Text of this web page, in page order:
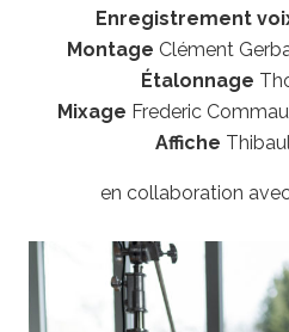
Enregistrement
Montage Clément
Étalonnage
Mixage Frederic
Affiche
en collaboration